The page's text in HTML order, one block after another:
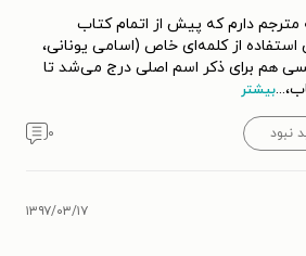
مترجم دارم که پیش از اتمام کتاب
از کلمه‌ای خاص (اسامی یونانی،
هم برای ذکر اسم اصلی درج می‌شد تا
...بیشتر
نبود ۰
۱۳۹۷/۰۳/۱۷